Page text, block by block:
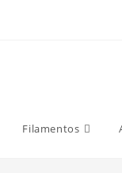
Filamentos